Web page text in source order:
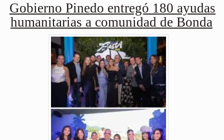
Gobierno Pinedo entregó 180 ayudas
humanitarias a comunidad de Bonda